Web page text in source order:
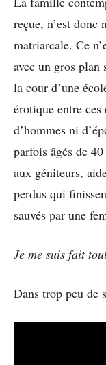
reçue, n’est donc
matriarcale. Ce
avec un gros plan
la cour d’une
érotique entre
d’hommes ni
parfois âgés de
aux géniteurs,
perdus qui
sauvés par une
Je me suis fait
Dans trop peu de